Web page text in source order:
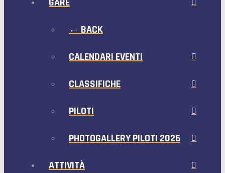
← BACK
CALENDARI EVENTI
CLASSIFICHE
PILOTI
PHOTOGALLERY PILOTI 2026
ATTIVITÀ